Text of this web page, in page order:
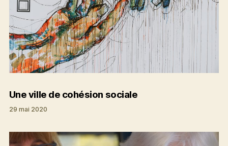
Une ville de cohésion sociale
29 mai 2020